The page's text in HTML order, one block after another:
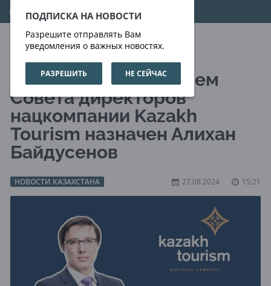
ПОДПИСКА НА НОВОСТИ
Разрешите отправлять Вам
уведомления о важных новостях.
РАЗРЕШИТЬ НЕ СЕЙЧАС
07.08.2026 03:51:05
Новым председателем
Совета директоров
нацкомпании Kazakh
Tourism назначен Алихан
Байдусенов
НОВОСТИ КАЗАХСТАНА 27.08.2024 15:21